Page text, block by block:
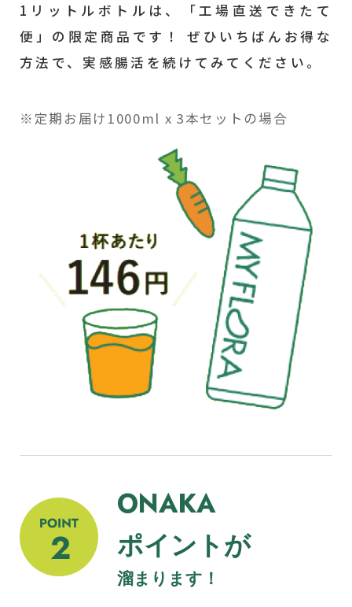
1リットルボトルは、「工場直送できたて
便」の限定商品です！ ぜひいちばんお得な
方法で、実感腸活を続けてみてください。
※定期お届け1000ml x 3本セットの場合
ONAKA
ポイントが
溜まります！